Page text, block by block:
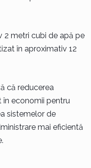
2 metri cubi de apă pe
în aproximativ 12
că reducerea
în economii pentru
sistemelor de
mai eficientă